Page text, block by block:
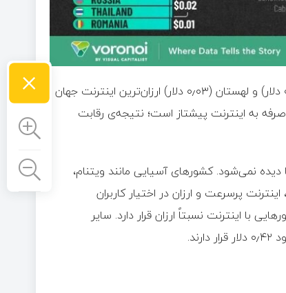
در مقابل، کشورهای اروپای شرقی از جمله رومانی (۰٫۰۱ دلار)، روسیه (۰٫۰۲ دلار) و لهستان (۰٫۰۳ دلار) ارزان‌ترین اینترنت جهان
به اینترنت پیشتاز است؛ نتیجه‌ی رقابت
نمی‌شود. کشورهای آسیایی مانند ویتنام،
برای هر مگابیت‌برثانیه، اینترنت پرسرعت و ارزان در اختیار کاربران
در میان کشورهایی با اینترنت نسبتاً ارزان قرار دارد. سایر
×